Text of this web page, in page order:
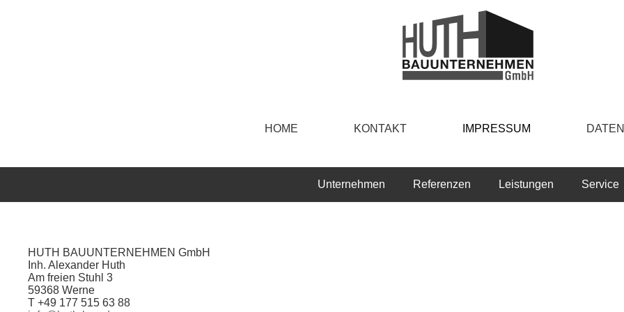
HOME KONTAKT IMPRESSUM
Unternehmen Referenzen Leistungen Service
HUTH BAUUNTERNEHMEN GmbH
Inh. Alexander Huth
Am freien Stuhl 3
59368 Werne
T +49 177 515 63 88